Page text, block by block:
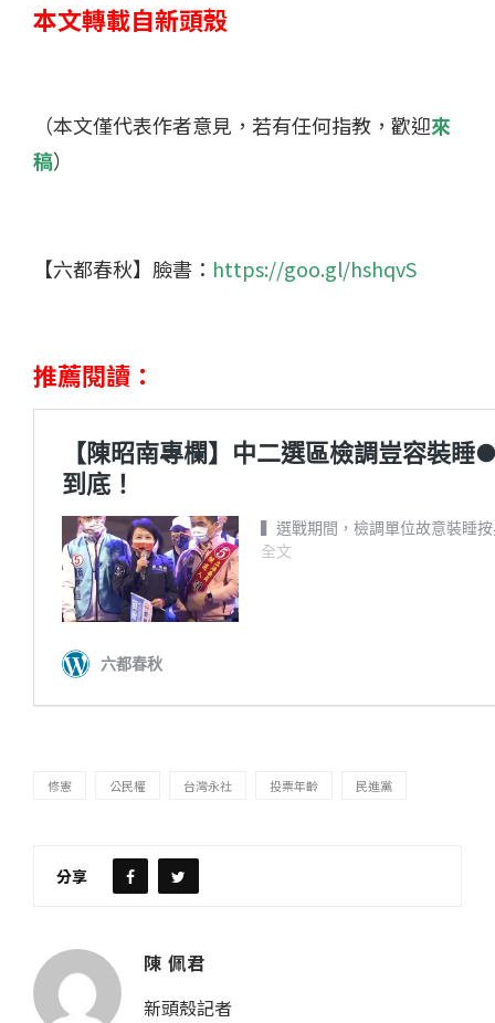
本文轉載自新頭殼
（本文僅代表作者意見，若有任何指教，歡迎來
稿）
【六都春秋】臉書： https://goo.gl/hshqvS
推薦閱讀：
修憲 公民權 台灣永社 投票年齡 民進黨
分享
陳 佩君
新頭殼記者